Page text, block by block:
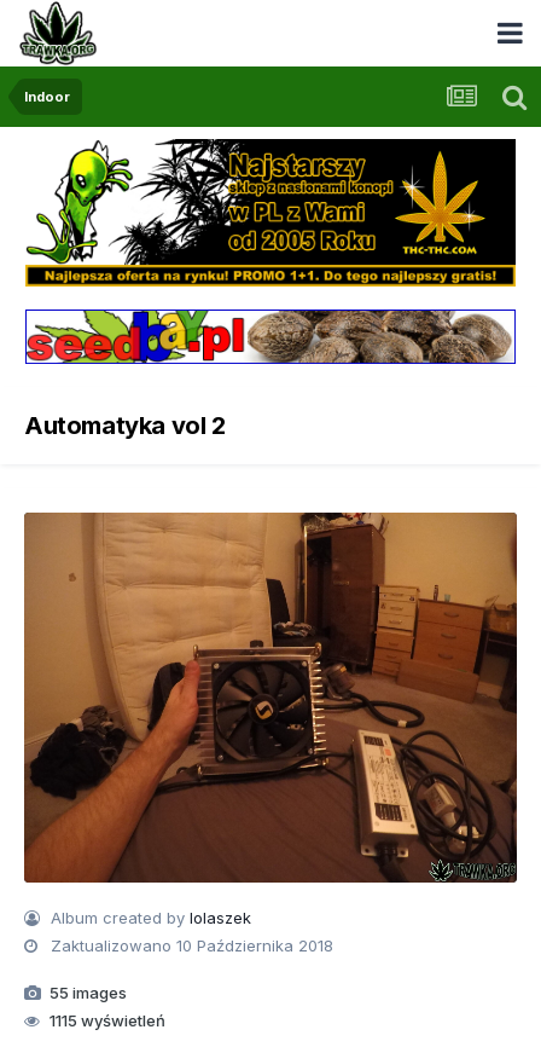
Indoor
Automatyka vol 2
Album created bylolaszek
Zaktualizowano10 Października 2018
55 images
1115 wyświetleń